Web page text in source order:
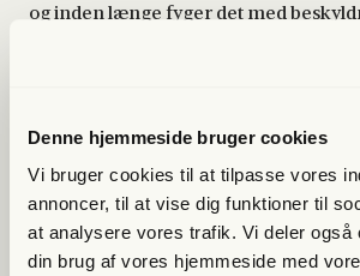
Denne hjemmeside bruger cookies
Vi bruger cookies til at tilpasse vores
annoncer, til at vise dig funktioner til
at analysere vores trafik. Vi deler også
din brug af vores hjemmeside med
og inden længe fyger det med
Lyt til dette afsnit gratis
Simon Siger…S1:E2
05 juli 2024
Højskoleforstander Simon Lægsgaard
større straffesag, der ender i en